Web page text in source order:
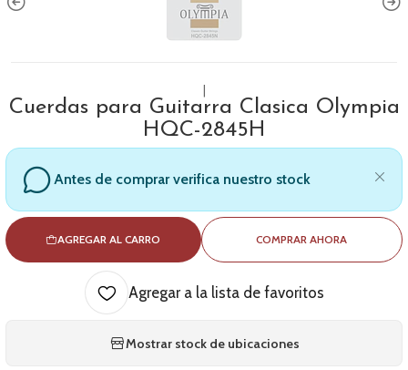
Cuerdas para Guitarra Clasica Olympia
HQC-2845H
Antes de comprar verifica nuestro stock
AGREGAR AL CARRO COMPRAR AHORA
Agregar a la lista de favoritos
Mostrar stock de ubicaciones